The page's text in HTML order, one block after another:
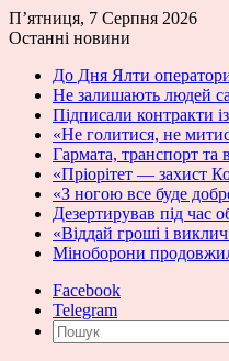
П’ятниця, 7 Серпня 2026
Останні новини
До Дня Ялти
Не залишають людей
Підписали контракти
«Не голитися, не
Гармата, транспорт
«Пріорітет — захист
«З ногою все буде
Дезертирував під час
«Віддай гроші і
Міноборони
Facebook
Telegram